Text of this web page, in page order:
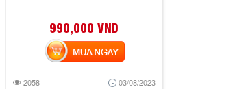
990,000 VND
2058 03/08/2023
MUA NGAY